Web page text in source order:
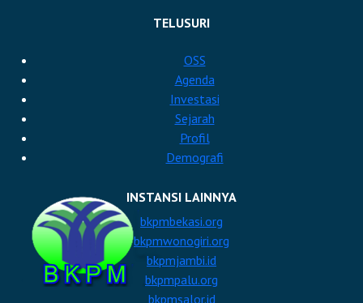
TELUSURI
OSS
Agenda
Investasi
Sejarah
Profil
Demografi
INSTANSI LAINNYA
bkpmbekasi.org
bkpmwonogiri.org
bkpmjambi.id
bkpmpalu.org
bkpmsalor.id